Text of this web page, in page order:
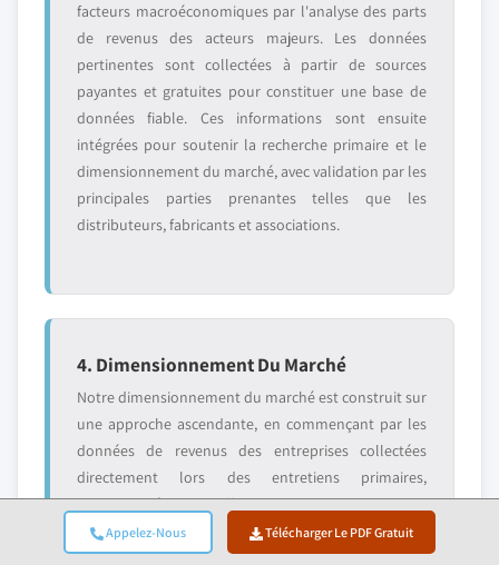
Appelez-Nous Télécharger Le PDF Gratuit
facteurs macroéconomiques par l'analyse des parts
de revenus des acteurs majeurs. Les données
pertinentes sont collectées à partir de sources
payantes et gratuites pour constituer une base de
données fiable. Ces informations sont ensuite
intégrées pour soutenir la recherche primaire et le
dimensionnement du marché, avec validation par les
principales parties prenantes telles que les
distributeurs, fabricants et associations.
4. Dimensionnement Du Marché
Notre dimensionnement du marché est construit sur
une approche ascendante, en commençant par les
données de revenus des entreprises collectées
directement lors des entretiens primaires,
accompagnées des chiffres de volume de production
des fabricants et des statistiques d'installation ou de
déploiement. Ces données sont ensuite assemblées